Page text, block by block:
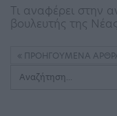
Τι αναφέρει στην
βουλευτής της
ΠΡΟΗΓΟΎΜΕΝΑ